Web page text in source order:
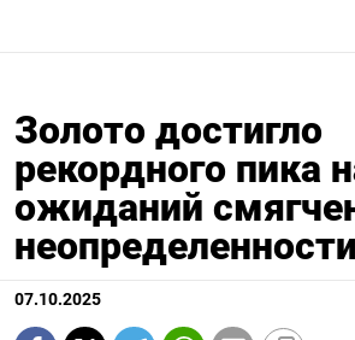
Золото достигло
рекордного пика
ожиданий
неопределенности
07.10.2025